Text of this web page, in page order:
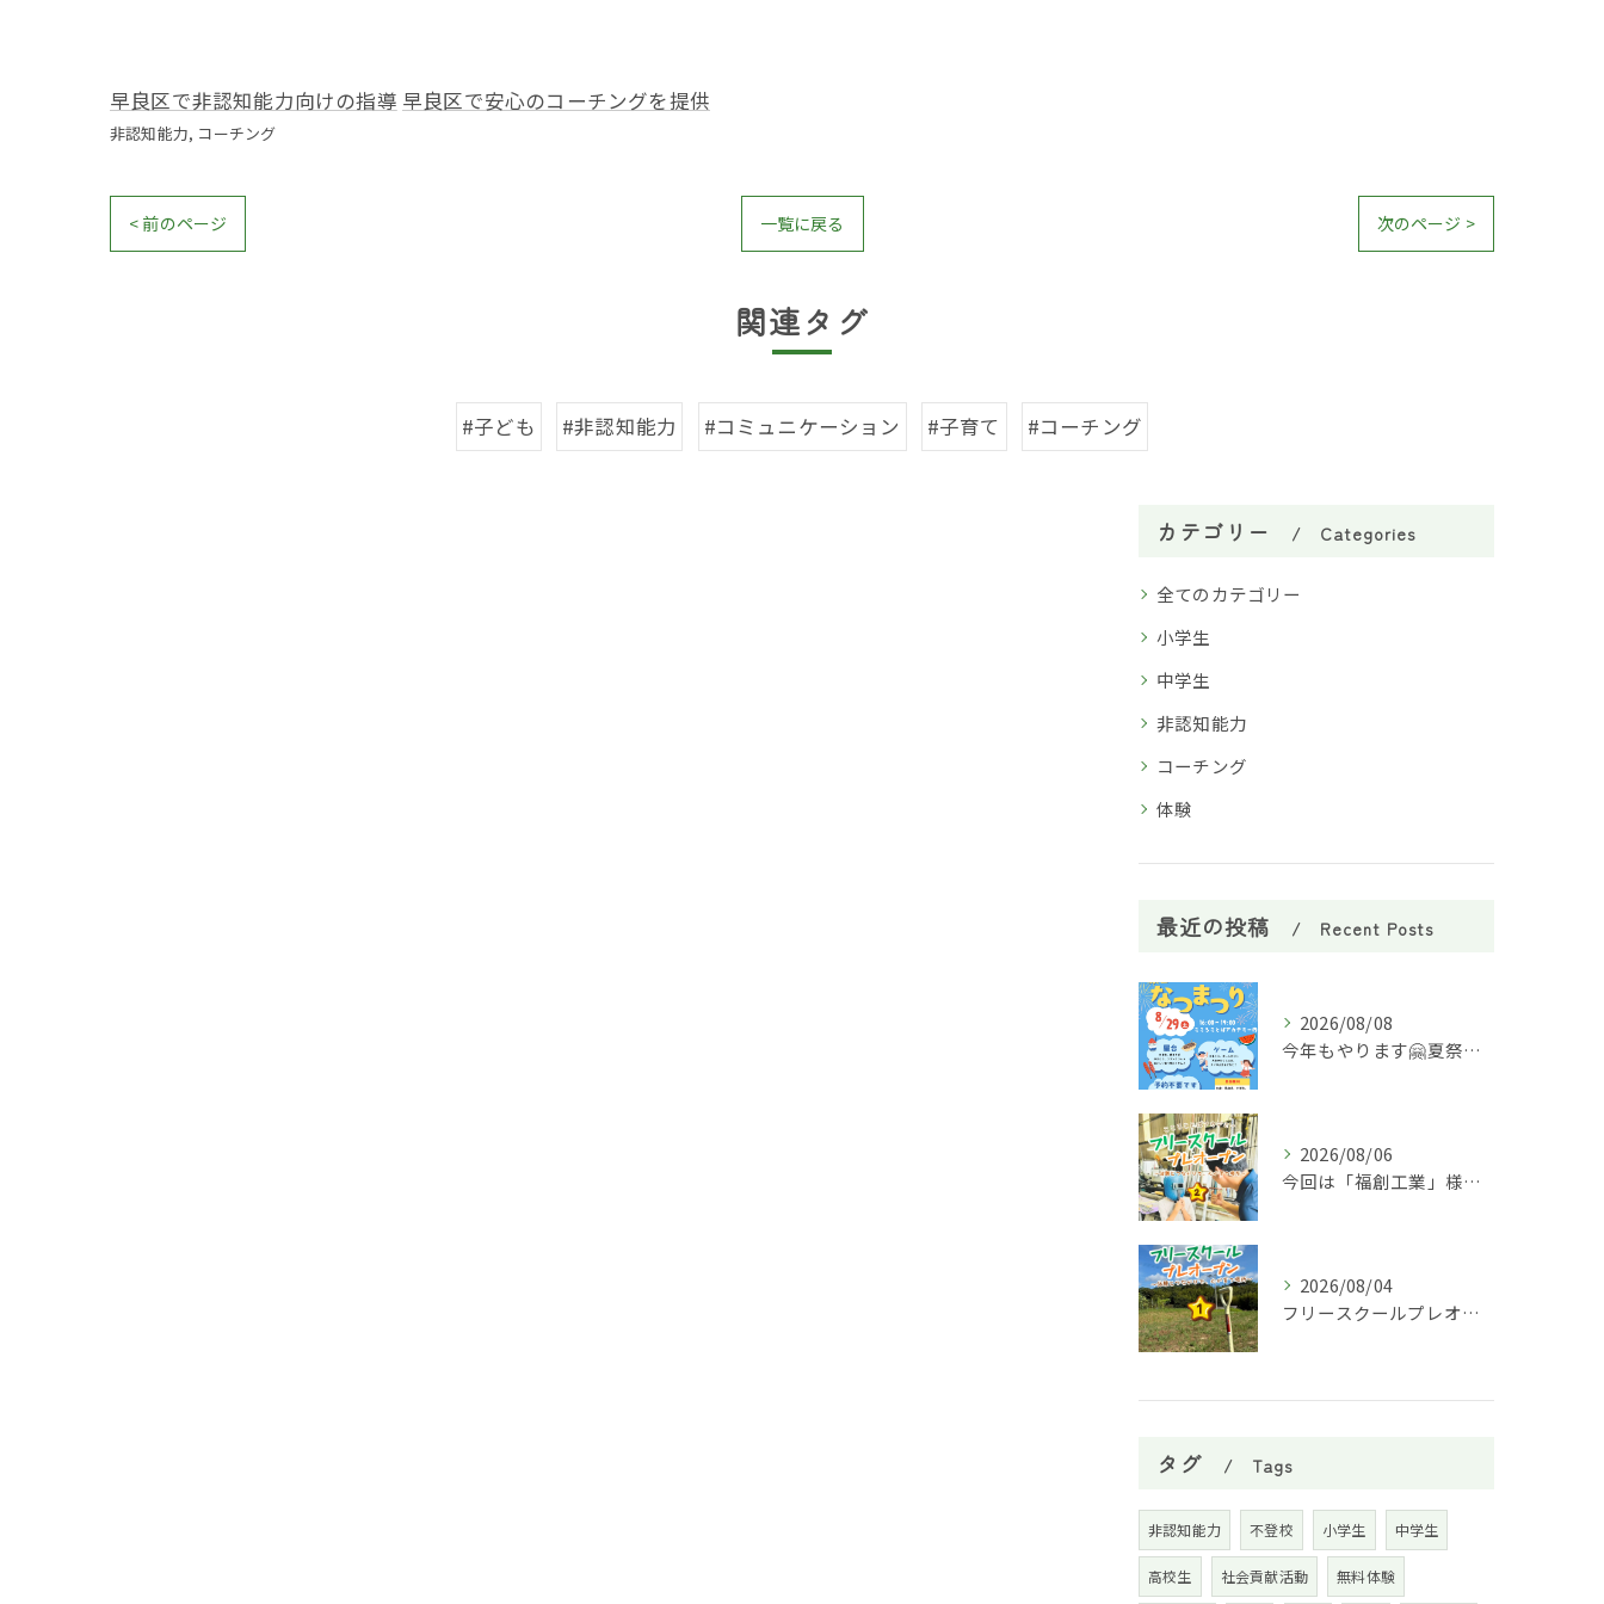
早良区で非認知能力向けの指導 早良区で安心のコーチングを提供
非認知能力 コーチング
< 前のページ 一覧に戻る 次のページ >
関連タグ
#子ども #非認知能力 #コミュニケーション #子育て #コーチング
カテゴリー Categories
全てのカテゴリー
小学生
中学生
非認知能力
コーチング
体験
最近の投稿 Recent Posts
2026/08/08
今年もやります🤗夏祭り🌈
2026/08/06
今回は「福創工業」様へ企業訪問に行ってきました！🏭✨
2026/08/04
フリースクールプレオープン①
タグ Tags
非認知能力 不登校 小学生 中学生
高校生 社会貢献活動 無料体験